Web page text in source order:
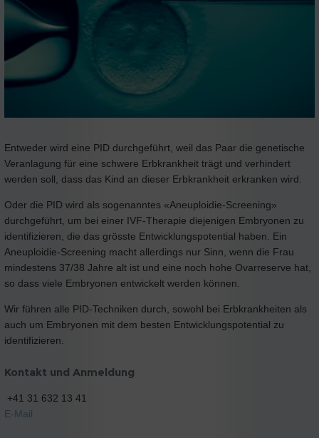
Entweder wird eine PID durchgeführt, weil das Paar die genetische
Veranlagung für eine schwere Erbkrankheit trägt und verhindert
werden soll, dass das Kind an dieser Erbkrankheit erkranken wird.
Oder die PID wird als sogenanntes «Aneuploidie-Screening»
durchgeführt, um bei einer IVF-Therapie diejenigen Embryonen zu
identifizieren, die das grösste Entwicklungspotential haben. Ein
Aneuploidie-Screening macht allerdings nur Sinn, wenn die Frau
mindestens 37/38 Jahre alt ist und eine noch hohe Ovarreserve hat,
so dass viele Embryonen entwickelt werden können.
Wir führen alle PID-Techniken durch, sowohl bei Erbkrankheiten als
auch um Embryonen mit dem besten Entwicklungspotential zu
identifizieren.
Kontakt und Anmeldung
+41 31 632 13 41
E-Mail